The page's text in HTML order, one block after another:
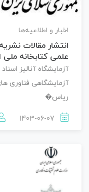
اخبار و اطلاعیه‌ها
انتشار مقالات
علمی کتابخانه ملی
آزمایشگاه آنالیز
آزمایشگاهی فناوری
ریاس�